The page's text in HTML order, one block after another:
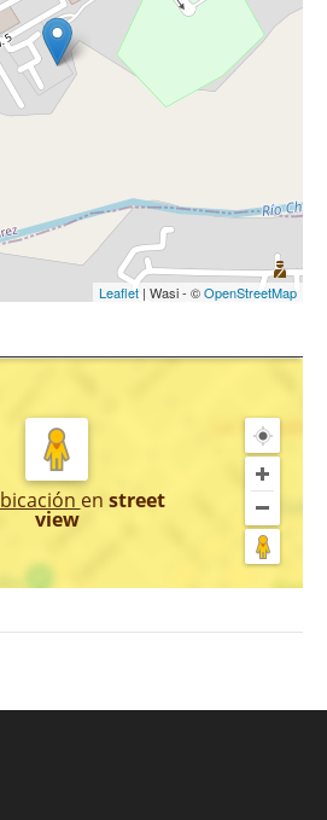
Leaflet | Wasi - ©OpenStreetMap
en street
view